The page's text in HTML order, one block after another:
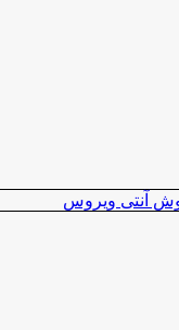
آنتی ویروس